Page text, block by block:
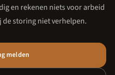
en rekenen niets voor arbeid
storing niet verhelpen.
melden